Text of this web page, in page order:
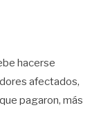
hacerse
afectados,
pagaron, más